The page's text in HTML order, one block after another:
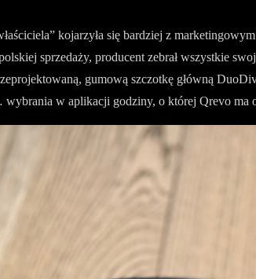
kojarzyła się bardziej z
sprzedaży, producent zebrał wszystkie
gumową szczotkę główną
w aplikacji godziny, o której Qrevo ma